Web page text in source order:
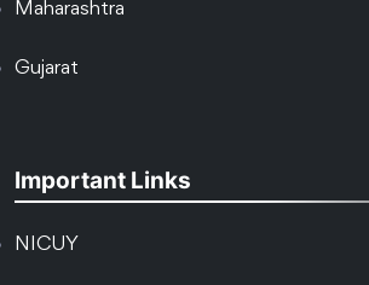
Maharashtra
Gujarat
Important Links
NICUY